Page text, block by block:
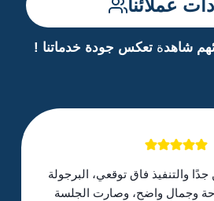
عملائنا
شاهدة تعكس جودة خدماتنا !
والتنفيذ فاق توقعي، البرجولة
وجمال واضح، وصارت الجلسة